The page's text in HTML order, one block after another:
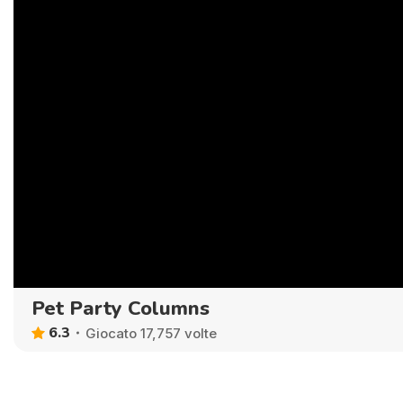
Pet Party Columns
6.3 Giocato 17,757 volte